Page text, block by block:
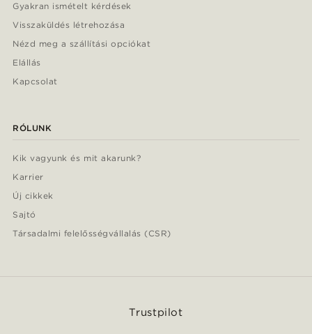
Gyakran ismételt kérdések
Visszaküldés létrehozása
Nézd meg a szállítási opciókat
Elállás
Kapcsolat
RÓLUNK
Kik vagyunk és mit akarunk?
Karrier
Új cikkek
Sajtó
Társadalmi felelősségvállalás (CSR)
Trustpilot